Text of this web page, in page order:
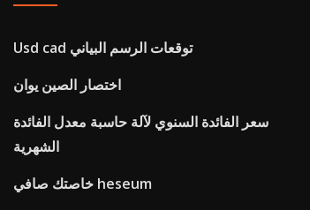
Usd cad توقعات الرسم البياني
اختصار الصين يوان
سعر الفائدة السنوي لآلة حاسبة معدل الفائدة
الشهرية
خاصتك صافي heseum